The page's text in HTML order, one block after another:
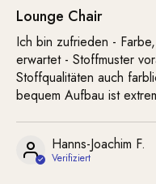
Lounge Chair
Ich bin zufrieden -
erwartet - Stoffmuster
Stoffqualitäten auch
bequem Aufbau ist
Hanns-Joachim F.